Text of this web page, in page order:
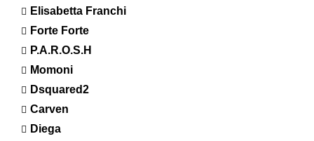
Elisabetta Franchi
Forte Forte
P.A.R.O.S.H
Momoni
Dsquared2
Carven
Diega